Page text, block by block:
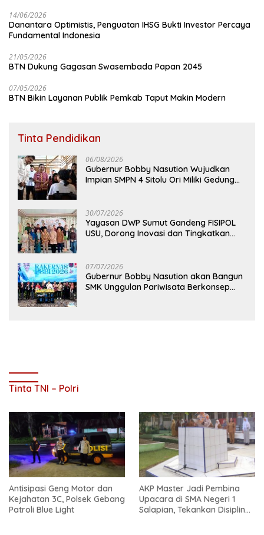
14/06/2026
Danantara Optimistis, Penguatan IHSG Bukti Investor Percaya
Fundamental Indonesia
21/05/2026
BTN Dukung Gagasan Swasembada Papan 2045
07/05/2026
BTN Bikin Layanan Publik Pemkab Taput Makin Modern
Tinta Pendidikan
06/08/2026
Gubernur Bobby Nasution Wujudkan
Impian SMPN 4 Sitolu Ori Miliki Gedung
30/07/2026
Yayasan DWP Sumut Gandeng FISIPOL
USU, Dorong Inovasi dan Tingkatkan
07/07/2026
Gubernur Bobby Nasution akan Bangun
SMK Unggulan Pariwisata Berkonsep
Tinta TNI – Polri
Antisipasi Geng Motor dan
Kejahatan 3C, Polsek Gebang
Patroli Blue Light
AKP Master Jadi Pembina
Upacara di SMA Negeri 1
Salapian, Tekankan Disiplin